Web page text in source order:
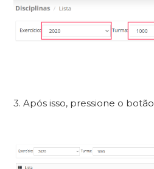
3. Após isso, pressione o botão